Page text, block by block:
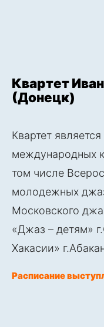
Квартет
(Донецк)
Квартет
международных
том числе
молодежных
Московского
«Джаз – детям»
Хакасии»
Расписание